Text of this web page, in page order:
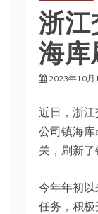
浙
海
2023年10月
近日，浙
公司镇海
关，刷新了
今年年初
任务，积